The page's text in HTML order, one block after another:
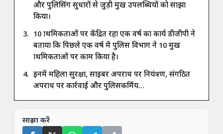
और पुलिसिंग सुधारों से जुड़ी प्रमुख उपलब्धियों को साझा
किया।
10 प्राथमिकताओं पर केंद्रित रहा एक वर्ष का कार्य डीजीपी ने
बताया कि पिछले एक वर्ष में पुलिस विभाग ने 10 प्रमुख
प्राथमिकताओं पर काम किया है।
इनमें महिला सुरक्षा, साइबर अपराध पर नियंत्रण, संगठित
अपराध पर कार्रवाई और पुलिसकर्मिय…
साझा करें